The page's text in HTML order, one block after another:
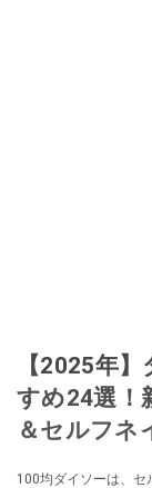
【2025年
すめ24選！
＆セルフネ
100均ダイソーは、セ